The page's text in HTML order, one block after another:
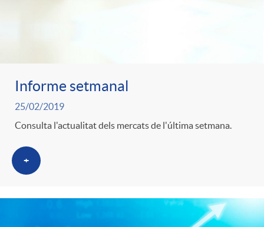
g
o
r
i
Informe setmanal
25/02/2019
Consulta l'actualitat dels mercats de l'última setmana.
+